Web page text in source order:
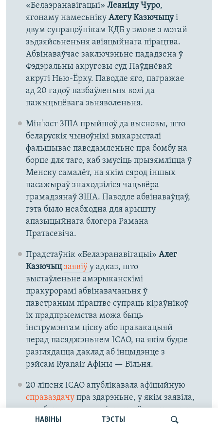
НАВІНЫ ТЭСТЫ
«Белаэранавігацыі» Леаніду Чуро,
ягонаму намесьніку Алегу Казючыцуі
двум супрацоўнікам КДБ у змове з мэтай
зьдзяйсьненьня авіяцыйнага пірацтва.
Абвінаваўчае заключэньне пададзена ў
Фэдэральны акруговы суд Паўднёвай
акругі Нью-Ёрку. Паводле яго, пагражае
ад 20 гадоў пазбаўленьня волі да
пажыцьцёвага зьняволеньня.
Мін'юст ЗША прыйшоў да высновы, што
беларускія чыноўнікі выкарысталі
фальшывае паведамленьне пра бомбу на
борце для таго, каб змусіць прызямліцца ў
Менску самалёт, на якім сярод іншых
пасажыраў знаходзіліся чацьвёра
грамадзянаў ЗША. Паводле абвінаваўцаў,
гэта было неабходна для арышту
апазыцыйнага блогера Рамана
Пратасевіча.
Прадстаўнік «Белаэранавігацыі» Алег
Казючыцзаявіў у адказ, што
выстаўленьне амэрыканскімі
пракурорамі абвінавачаньня ў
паветраным пірацтве супраць кіраўнікоў
іх прадпрыемства можа быць
інструмэнтам ціску або правакацыяй
перад пасяджэньнем ICAO, на якім будзе
разглядацца даклад аб інцыдэнце з
рэйсам Ryanair Афіны — Вільня.
20 ліпеня ICAO апублікавала афіцыйную
справаздачупра здарэньне, у якім заявіла,
што беларуская вэрсія падзей не атрымала
ніякага пацьверджаньня, відэа- і